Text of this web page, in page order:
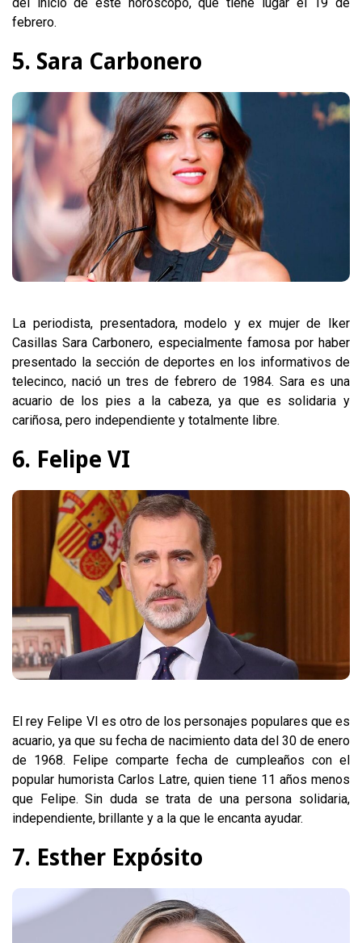
del inicio de este horóscopo, que tiene lugar el 19 de
febrero.
5. Sara Carbonero
La periodista, presentadora, modelo y ex mujer de Iker
Casillas Sara Carbonero, especialmente famosa por haber
presentado la sección de deportes en los informativos de
telecinco, nació un tres de febrero de 1984. Sara es una
acuario de los pies a la cabeza, ya que es solidaria y
cariñosa, pero independiente y totalmente libre.
6. Felipe VI
El rey Felipe VI es otro de los personajes populares que es
acuario, ya que su fecha de nacimiento data del 30 de enero
de 1968. Felipe comparte fecha de cumpleaños con el
popular humorista Carlos Latre, quien tiene 11 años menos
que Felipe. Sin duda se trata de una persona solidaria,
independiente, brillante y a la que le encanta ayudar.
7. Esther Expósito